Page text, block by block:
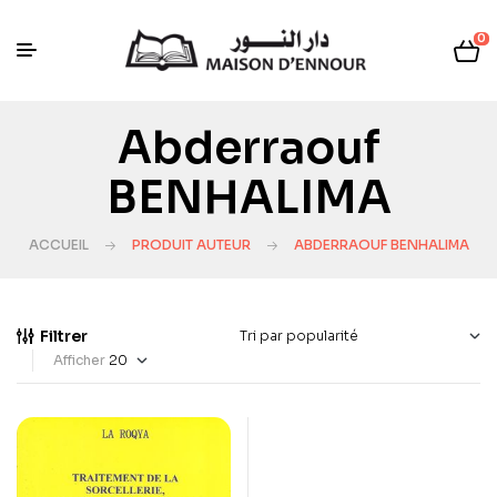
0
Abderraouf
BENHALIMA
ACCUEIL PRODUIT AUTEUR ABDERRAOUF BENHALIMA
Filtrer
Afficher